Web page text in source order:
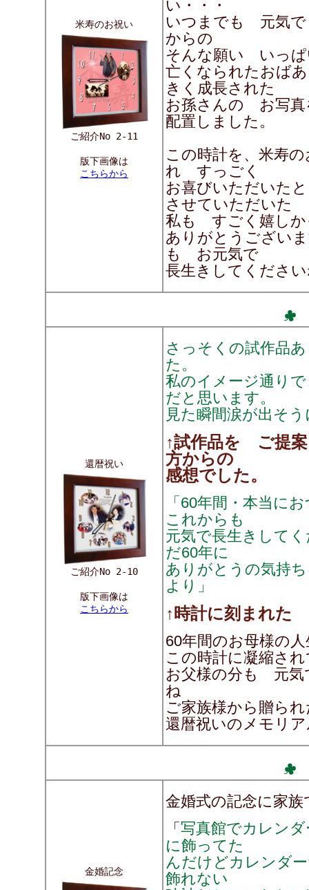
米寿のお祝い
ご紹介No 2-11
版下画像は
こちらから
い・・・
いつまでも 元気
からの
そんな願い いっぱ
亡くなられたおば
きく成長された
お孫さんの お写
配置しました。
この時計を、米寿
れ すっごく
お喜びいただいた
させていただいた
私も すごく嬉しか
ありがとうござ
も お元気で
長生きしてくださ
還暦祝い
ご紹介No 2-10
版下画像は
こちらから
さっそくの試作品
た。
私のイメージ通り
だと思います。
見た瞬間涙が出そ
↑試作品を ご提
方からの
感想でした。
「60年間・本当に
これからも
元気で長生きして
だ60年に
ありがとうの気持
より」
↑時計に刻まれた
60年間のお母様の
この時計に凝縮さ
お父様の分も 元気
ね
ご家族様から贈ら
還暦祝いのメモリ
金婚記念
金婚式の記念に家
「 写真館でカレン
に飾ってた
んだけどカレンダ
飾れない